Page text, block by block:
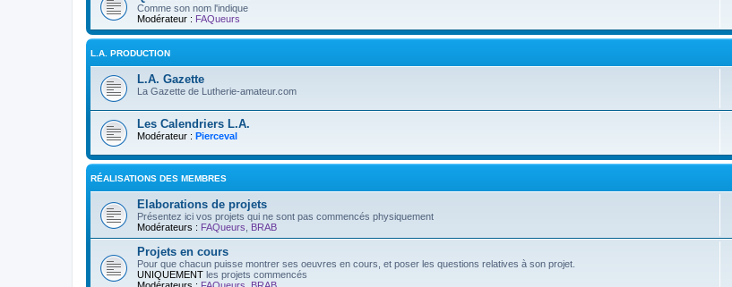
Comme son nom l'indique
Modérateur : FAQueurs
L.A. PRODUCTION
L.A. Gazette
La Gazette de Lutherie-amateur.com
Les Calendriers L.A.
Modérateur : Pierceval
RÉALISATIONS DES MEMBRES
Elaborations de projets
Présentez ici vos projets qui ne sont pas commencés physiquement
Modérateurs : FAQueurs BRAB
Projets en cours
Pour que chacun puisse montrer ses oeuvres en cours, et poser les questions relatives à son projet.
UNIQUEMENT les projets commencés